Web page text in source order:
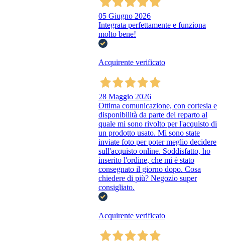
05 Giugno 2026
Integrata perfettamente e funziona
molto bene!
Acquirente verificato
28 Maggio 2026
Ottima comunicazione, con cortesia e
disponibilità da parte del reparto al
quale mi sono rivolto per l'acquisto di
un prodotto usato. Mi sono state
inviate foto per poter meglio decidere
sull'acquisto online. Soddisfatto, ho
inserito l'ordine, che mi è stato
consegnato il giorno dopo. Cosa
chiedere di più? Negozio super
consigliato.
Acquirente verificato